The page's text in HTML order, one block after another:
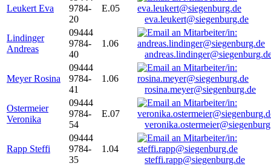
Leukert Eva
9784-
20
E.05
eva.leukert@siegenburg.de
Lindinger
Andreas
09444
9784-
40
1.06
Meyer Rosina
09444
9784-
41
1.06
rosina.meyer@siegenburg.de
Ostermeier
Veronika
09444
9784-
54
E.07
Rapp Steffi
09444
9784-
35
1.04
steffi.rapp@siegenburg.de